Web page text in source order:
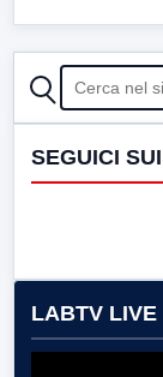
CERCA
SEGUICI
LABTV LIVE